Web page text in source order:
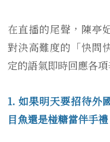
在直播的尾聲，陳亭
對決高難度的「快問
定的語氣即時回應各項
1. 如果明天要招待外
目魚還是椪糖當伴手禮